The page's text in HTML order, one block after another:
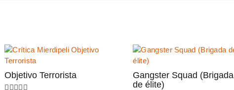
Objetivo Terrorista
Gangster Squad (Brigada
de élite)